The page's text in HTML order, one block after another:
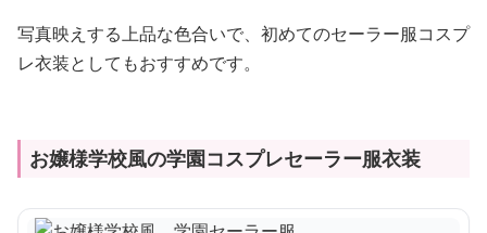
写真映えする上品な色合いで、初めてのセーラー服コスプ
レ衣装としてもおすすめです。
お嬢様学校風の学園コスプレセーラー服衣装